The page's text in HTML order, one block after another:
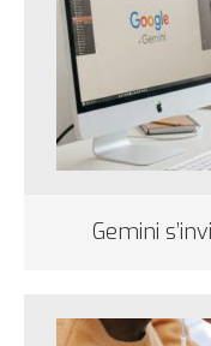
Gemini